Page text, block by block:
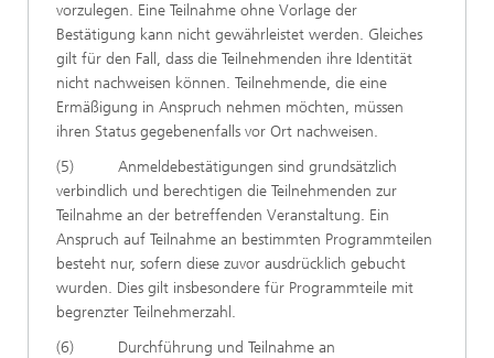
vorzulegen. Eine Teilnahme ohne Vorlage der
Bestätigung kann nicht gewährleistet werden. Gleiches
gilt für den Fall, dass die Teilnehmenden ihre Identität
nicht nachweisen können. Teilnehmende, die eine
Ermäßigung in Anspruch nehmen möchten, müssen
ihren Status gegebenenfalls vor Ort nachweisen.
(5) Anmeldebestätigungen sind grundsätzlich
verbindlich und berechtigen die Teilnehmenden zur
Teilnahme an der betreffenden Veranstaltung. Ein
Anspruch auf Teilnahme an bestimmten Programmteilen
besteht nur, sofern diese zuvor ausdrücklich gebucht
wurden. Dies gilt insbesondere für Programmteile mit
begrenzter Teilnehmerzahl.
(6) Durchführung und Teilnahme an